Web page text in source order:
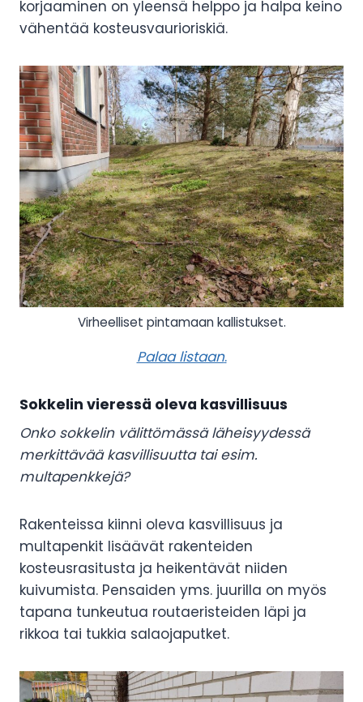
korjaaminen on yleensä helppo ja halpa keino
vähentää kosteusvaurioriskiä.
Virheelliset pintamaan kallistukset.
Palaa listaan.
Sokkelin vieressä oleva kasvillisuus
Onko sokkelin välittömässä läheisyydessä
merkittävää kasvillisuutta tai esim.
multapenkkejä?
Rakenteissa kiinni oleva kasvillisuus ja
multapenkit lisäävät rakenteiden
kosteusrasitusta ja heikentävät niiden
kuivumista. Pensaiden yms. juurilla on myös
tapana tunkeutua routaeristeiden läpi ja
rikkoa tai tukkia salaojaputket.